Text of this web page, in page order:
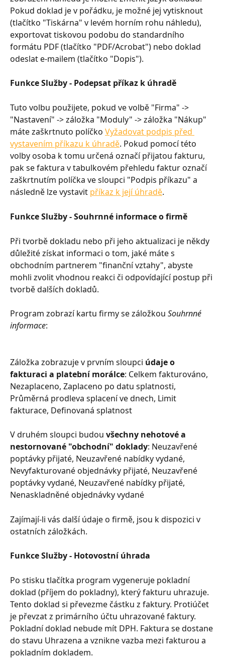
Pokud doklad je v pořádku, je možné jej vytisknout
(tlačítko "Tiskárna" v levém horním rohu náhledu),
exportovat tiskovou podobu do standardního
formátu PDF (tlačítko "PDF/Acrobat") nebo doklad
odeslat e-mailem (tlačítko "Dopis").
Funkce Služby - Podepsat příkaz k úhradě
Tuto volbu použijete, pokud ve volbě "Firma" ->
"Nastavení" -> záložka "Moduly" -> záložka "Nákup"
máte zaškrtnuto políčko Vyžadovat podpis před
vystavením příkazu k úhradě. Pokud pomocí této
volby osoba k tomu určená označí přijatou fakturu,
pak se faktura v tabulkovém přehledu faktur označí
zaškrtnutím políčka ve sloupci "Podpis příkazu" a
následně lze vystavit příkaz k její úhradě.
Funkce Služby - Souhrnné informace o firmě
Při tvorbě dokladu nebo při jeho aktualizaci je někdy
důležité získat informaci o tom, jaké máte s
obchodním partnerem "finanční vztahy", abyste
mohli zvolit vhodnou reakci či odpovídající postup při
tvorbě dalších dokladů.
Program zobrazí kartu firmy se záložkou Souhrnné
informace:
Záložka zobrazuje v prvním sloupci údaje o
fakturaci a platební morálce: Celkem fakturováno,
Nezaplaceno, Zaplaceno po datu splatnosti,
Průměrná prodleva splacení ve dnech, Limit
fakturace, Definovaná splatnost
V druhém sloupci budou všechny nehotové a
nestornované "obchodní" doklady: Neuzavřené
poptávky přijaté, Neuzavřené nabídky vydané,
Nevyfakturované objednávky přijaté, Neuzavřené
poptávky vydané, Neuzavřené nabídky přijaté,
Nenaskladněné objednávky vydané
Zajímají-li vás další údaje o firmě, jsou k dispozici v
ostatních záložkách.
Funkce Služby - Hotovostní úhrada
Po stisku tlačítka program vygeneruje pokladní
doklad (příjem do pokladny), který fakturu uhrazuje.
Tento doklad si převezme částku z faktury. Protiúčet
je převzat z primárního účtu uhrazované faktury.
Pokladní doklad nebude mít DPH. Faktura se dostane
do stavu Uhrazena a vznikne vazba mezi fakturou a
pokladním dokladem.